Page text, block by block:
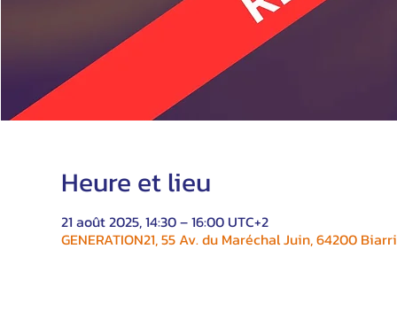
Heure et lieu
21 août 2025, 14:30 – 16:00 UTC+2
GENERATION21, 55 Av. du Maréchal Juin, 64200